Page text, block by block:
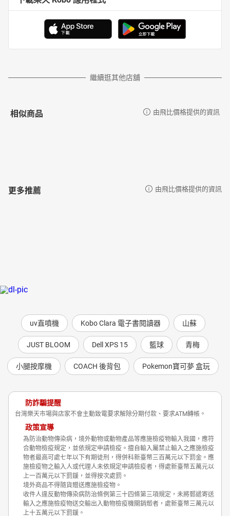
繼續逛其他店舖
相似商品 由飛比價格提供的資訊
更多推薦 由飛比價格提供的資訊
uv直噴機 Kobo Clara 電子書閱讀器 山蘇
JUST BLOOM Dell XPS 15 籃球 青梅
小腿按摩機 COACH 後背包 Pokemon寶可夢 盒玩
防詐騙提醒
台灣樂天市場與店家不會主動致電要求解除分期付款、要求ATM轉帳。
政策宣導
為防治動物傳染病，境外動物或動物產品等應施檢疫物輸入我國，應符
合動物檢疫規定，並依規定申請檢疫。擅自輸入屬禁止輸入之應施檢疫
物者最高可處七年以下有期徒刑，得併科新臺幣三百萬元以下罰金。應
施檢疫物之輸入人或代理人未依規定申請檢疫者，得處新臺幣五萬元以
上一百萬元以下罰鍰，並得按次處罰。
境外商品不得隨貨贈送應施檢疫物。
收件人違反動物傳染病防治條例第三十四條第三項規定，未將郵遞寄送
輸入之應施檢疫物送交輸出入動物檢疫機關銷燬者，處新臺幣三萬元以
上十五萬元以下罰鍰。